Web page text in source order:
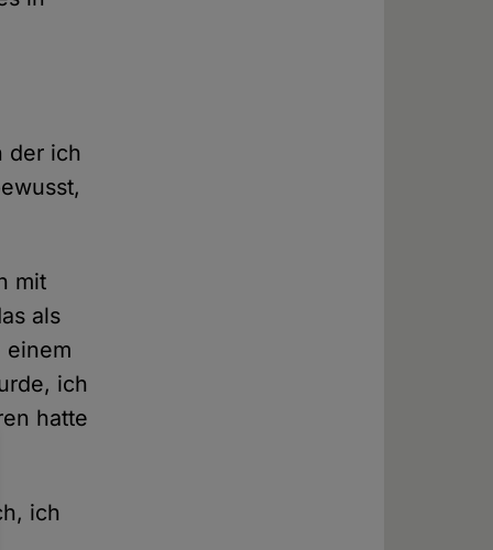
der ich
mit
als
einem
ich
hatte
ich